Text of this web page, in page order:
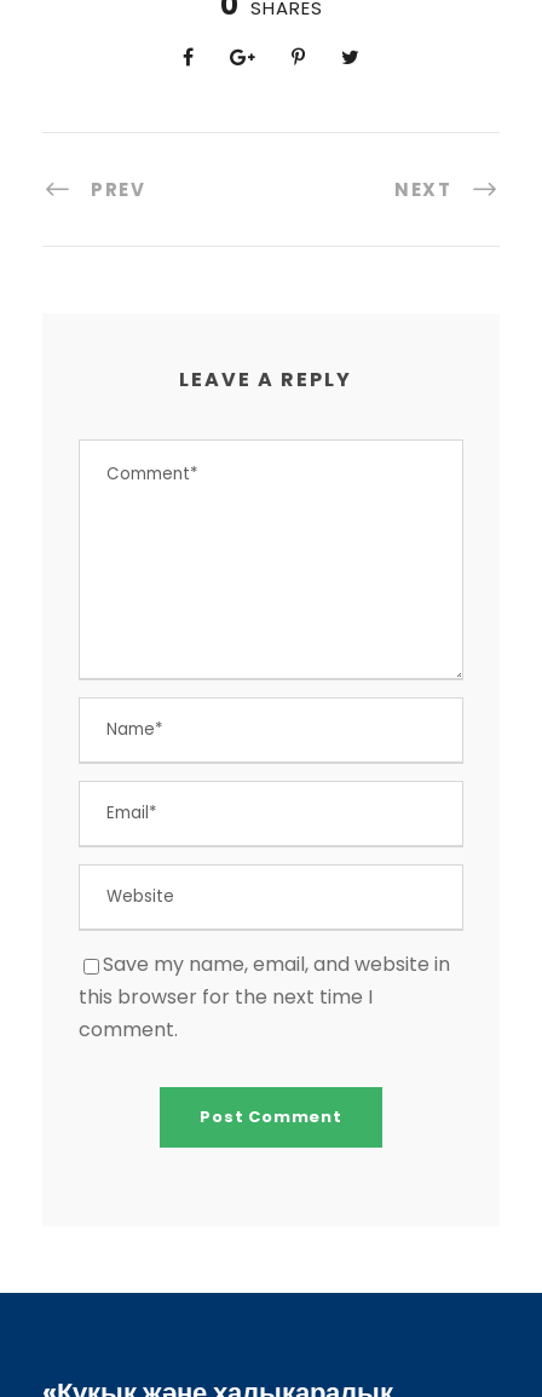
SHARES
PREV NEXT
LEAVE A REPLY
Save my name, email, and website in
this browser for the next time I
comment.